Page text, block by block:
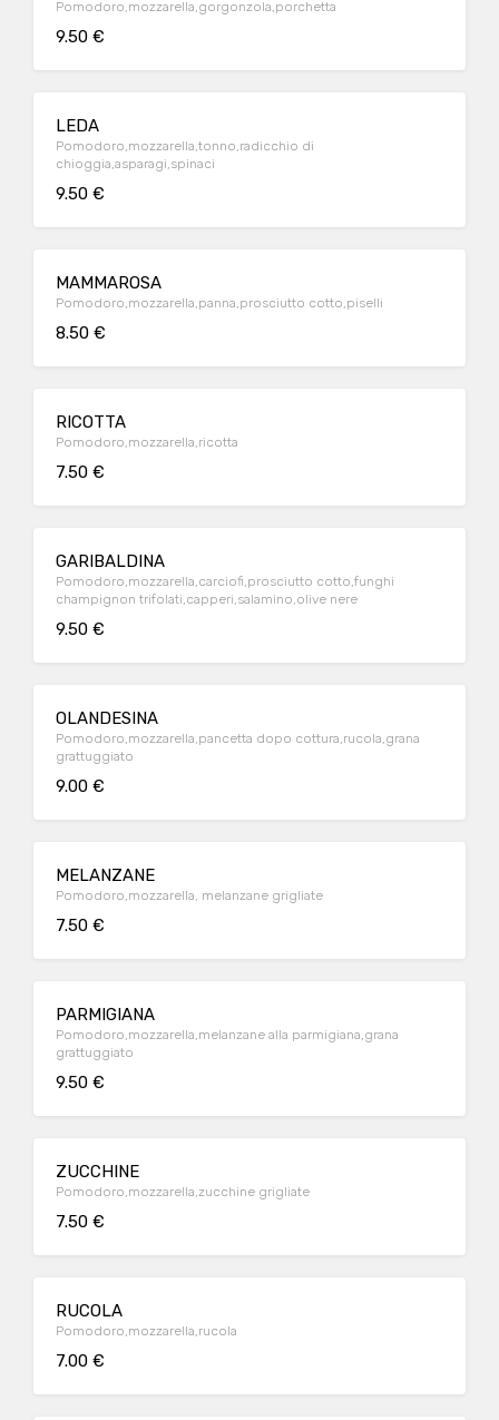
Pomodoro,mozzarella,gorgonzola,porchetta
9.50 €
LEDA
Pomodoro,mozzarella,tonno,radicchio di
chioggia,asparagi,spinaci
9.50 €
MAMMAROSA
Pomodoro,mozzarella,panna,prosciutto cotto,piselli
8.50 €
RICOTTA
Pomodoro,mozzarella,ricotta
7.50 €
GARIBALDINA
Pomodoro,mozzarella,carciofi,prosciutto cotto,funghi
champignon trifolati,capperi,salamino,olive nere
9.50 €
OLANDESINA
Pomodoro,mozzarella,pancetta dopo cottura,rucola,grana
grattuggiato
9.00 €
MELANZANE
Pomodoro,mozzarella, melanzane grigliate
7.50 €
PARMIGIANA
Pomodoro,mozzarella,melanzane alla parmigiana,grana
grattuggiato
9.50 €
ZUCCHINE
Pomodoro,mozzarella,zucchine grigliate
7.50 €
RUCOLA
Pomodoro,mozzarella,rucola
7.00 €